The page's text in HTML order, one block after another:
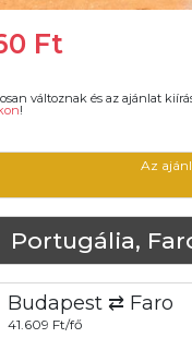
Ft
változnak és az ajánlat
!
Az
Portugália,
Budapest ⇄ Faro
41.609 Ft/fő